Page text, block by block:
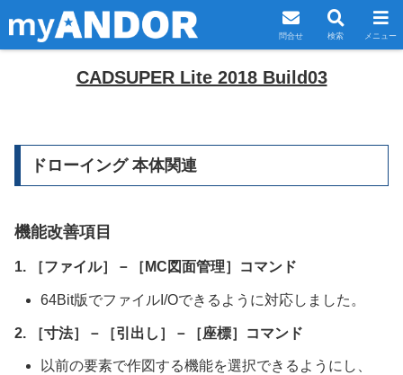
CADSUPER Lite 2018 Build03
ドローイング 本体関連
機能改善項目
1. ［ファイル］－［MC図面管理］コマンド
64Bit版でファイルI/Oできるように対応しました。
2. ［寸法］－［引出し］－［座標］コマンド
以前の要素で作図する機能を選択できるようにし、
問合せ 検索 メニュー